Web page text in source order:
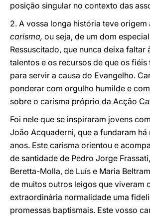
posição singular no contexto das
2. A vossa longa história teve origem
carisma, ou seja, de um dom
Ressuscitado, que nunca deixa faltar
talentos e os recursos de que os fiéis
para servir a causa do Evangelho.
ponderar com orgulho humilde e
sobre o carisma próprio da Acção
Foi nele que se inspiraram jovens
João Acquaderni, que a fundaram há
anos. Este carisma orientou e
de santidade de Pedro Jorge
Beretta-Molla, de Luís e Maria
de muitos outros leigos que viveram
extraordinária normalidade uma
promessas baptismais. Este vosso